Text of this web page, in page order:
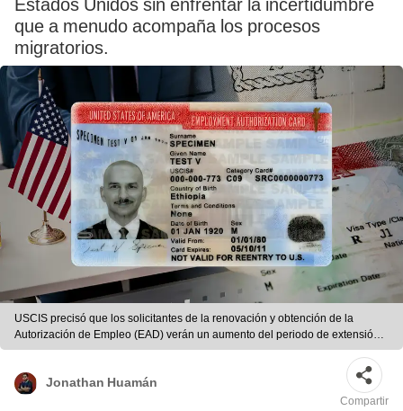
Estados Unidos sin enfrentar la incertidumbre
que a menudo acompaña los procesos
migratorios.
USCIS precisó que los solicitantes de la renovación y obtención de la
Autorización de Empleo (EAD) verán un aumento del periodo de extensión
automática. Foto: composición LR/difusión
Jonathan Huamán
Compartir